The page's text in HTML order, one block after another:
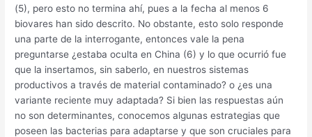
(5), pero esto no termina ahí, pues a la fecha al menos 6
biovares han sido descrito. No obstante, esto solo responde
una parte de la interrogante, entonces vale la pena
preguntarse ¿estaba oculta en China (6) y lo que ocurrió fue
que la insertamos, sin saberlo, en nuestros sistemas
productivos a través de material contaminado? o ¿es una
variante reciente muy adaptada? Si bien las respuestas aún
no son determinantes, conocemos algunas estrategias que
poseen las bacterias para adaptarse y que son cruciales para